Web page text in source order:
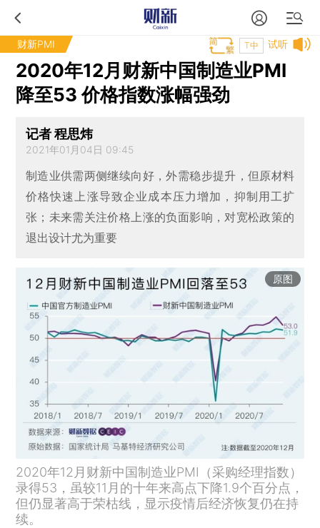
财新PMI 试听
T中
2020年12月财新中国制造业PMI
降至53 价格指数涨幅强劲
记者 程思炜
2021年01月04日 09:45
制造业供需两侧继续向好，外需稳步提升，但原材料
价格快速上涨导致企业成本压力增加，抑制用工扩
张；未来需关注价格上涨的负面影响，对宽松政策的
退出设计尤为重要
原图
2020年12月财新中国制造业PMI（采购经理指数）
录得53，虽较11月的十年来高点下降1.9个百分点，
但仍显著高于荣枯线，显示疫情后经济恢复仍在持
续。